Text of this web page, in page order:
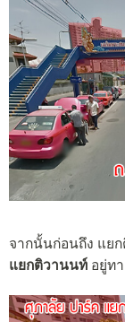
จากนั้นก่อนถึง แยก
แยกติวานนท์ อยู่ท